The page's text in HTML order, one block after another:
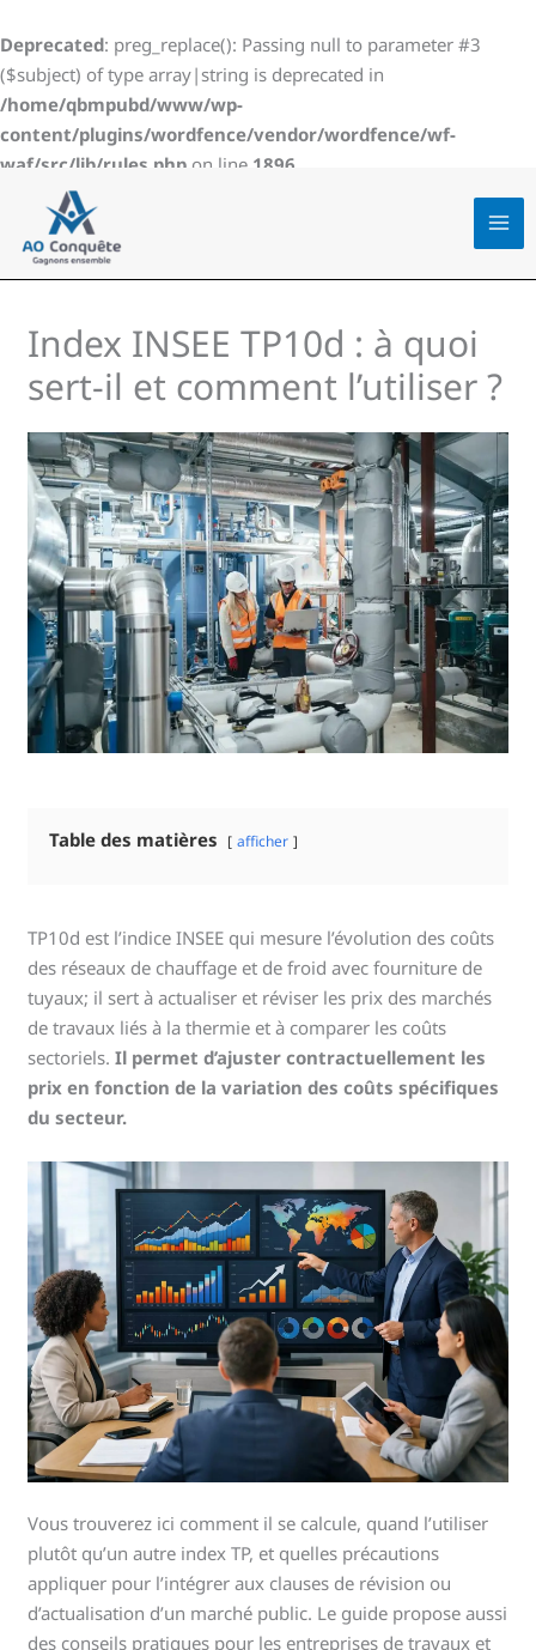
Deprecated: preg_replace(): Passing null to parameter #3
($subject) of type array|string is deprecated in
/home/qbmpubd/www/wp-
content/plugins/wordfence/vendor/wordfence/wf-
waf/src/lib/rules.php on line 1896
au
contenu
Index INSEE TP10d : à quoi
sert-il et comment l’utiliser ?
Table des matières afficher
TP10d est l’indice INSEE qui mesure l’évolution des coûts
des réseaux de chauffage et de froid avec fourniture de
tuyaux; il sert à actualiser et réviser les prix des marchés
de travaux liés à la thermie et à comparer les coûts
sectoriels.Il permet d’ajuster contractuellement les
prix en fonction de la variation des coûts spécifiques
du secteur.
Vous trouverez ici comment il se calcule, quand l’utiliser
plutôt qu’un autre index TP, et quelles précautions
appliquer pour l’intégrer aux clauses de révision ou
d’actualisation d’un marché public. Le guide propose aussi
des conseils pratiques pour les entreprises de travaux et